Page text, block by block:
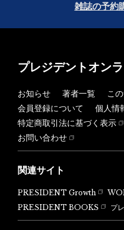
雑誌の予約
プレジデントオン
お知らせ 著者一覧
こ
会員登録について
個人情
特定商取引法に基づく表示
お問い合わせ
関連サイト
PRESIDENT Growth
PRESIDENT BOOKS
プ